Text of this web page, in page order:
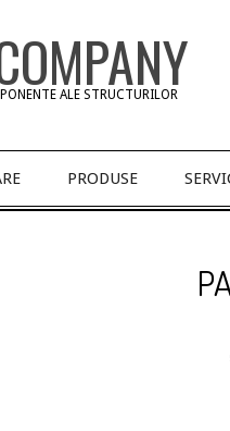
ALE STRUCTURILOR
PRODUSE